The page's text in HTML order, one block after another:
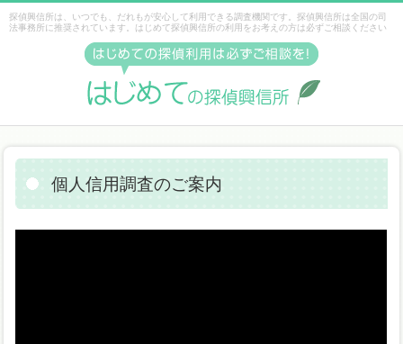
個人信用調査のご案内
探偵興信所は、いつでも、だれもが安心して利用できる調査機関です。探偵興信所は全国の司
法事務所に推奨されています。はじめて探偵興信所の利用をお考えの方は必ずご相談ください